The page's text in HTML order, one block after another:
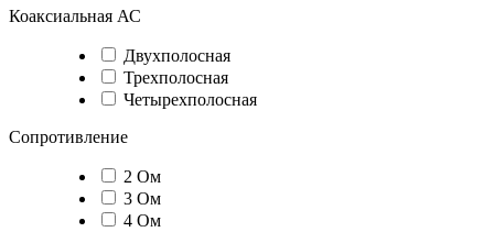
Коаксиальная АС
Двухполосная
Трехполосная
Четырехполосная
Сопротивление
2 Ом
3 Ом
4 Ом